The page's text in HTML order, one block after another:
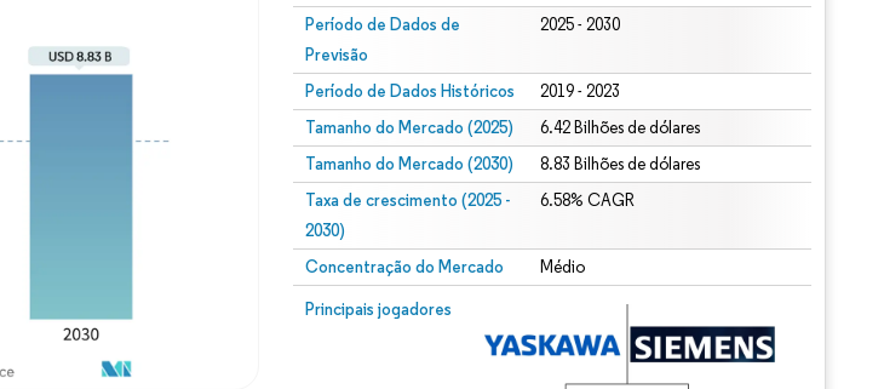
Período de Dados de
Previsão
2025 - 2030
Período de Dados Históricos 2019 - 2023
Tamanho do Mercado (2025) 6.42 Bilhões de dólares
Tamanho do Mercado (2030) 8.83 Bilhões de dólares
Taxa de crescimento (2025 -
2030)
6.58% CAGR
Concentração do Mercado Médio
Principais jogadores
Imagem © Mordor Intelligence. O reuso requer atribuição conforme CC BY 4.0.
Imagem © Mordor Intelligence. O reuso requer atribuição conforme CC BY 4.0.